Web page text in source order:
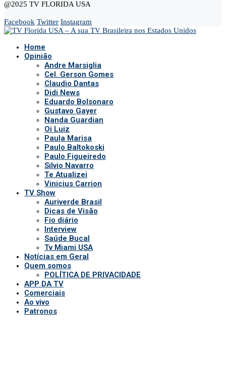
@2025 TV FLORIDA USA
Facebook Twitter Instagram
Home
Opinião
Andre Marsiglia
Cel. Gerson Gomes
Claudio Dantas
Didi News
Eduardo Bolsonaro
Gustavo Gayer
Nanda Guardian
Oi Luiz
Paula Marisa
Paulo Baltokoski
Paulo Figueiredo
Silvio Navarro
Te Atualizei
Vinicius Carrion
TV Show
Auriverde Brasil
Dicas de Visão
Fio diário
Interview
Saúde Bucal
Tv Miami USA
Notícias em Geral
Quem somos
POLÍTICA DE PRIVACIDADE
APP DA TV
Comerciais
Ao vivo
Patronos